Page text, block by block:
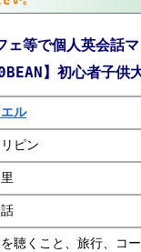
ェ等で個人英会話
】初心者子供
ル
ピン
聴くこと、旅行、コ